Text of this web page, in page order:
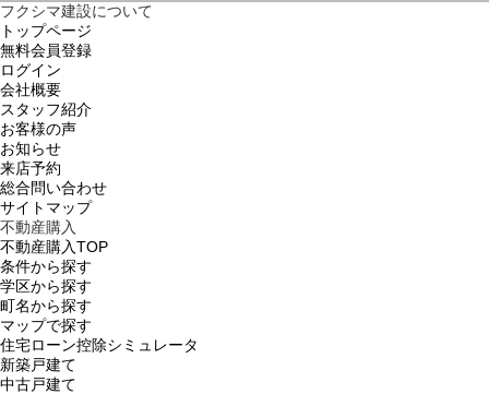
フクシマ建設について
トップページ
無料会員登録
ログイン
会社概要
スタッフ紹介
お客様の声
お知らせ
来店予約
総合問い合わせ
サイトマップ
不動産購入
不動産購入TOP
条件から探す
学区から探す
町名から探す
マップで探す
住宅ローン控除シミュレータ
新築戸建て
中古戸建て